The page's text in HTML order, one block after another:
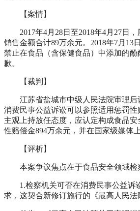
【案情】
2017年4月28日至2018年4月27日，
销售金额合计89万余元。2018年7月
禁止在食品（含保健食品）中添加的
歉。
【裁判】
江苏省盐城市中级人民法院审理后
消费民事公益诉讼可以参照适用惩罚
主观上持放任态度，应认定构成食品
性赔偿金894万余元，并在国家级媒体
【评析】
本案争议焦点在于食品安全领域检
1.检察机关可否在消费民事公益诉讼
求，这契合新修订施行的《最高人民